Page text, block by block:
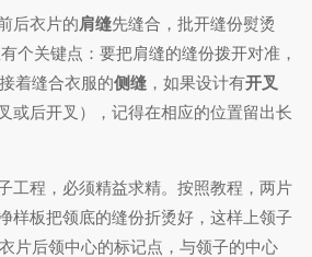
后衣片的肩缝先缝合，批开缝份熨烫
有个关键点：要把肩缝的缝份拨开对准，
着缝合衣服的侧缝 ，如果设计有开叉
或后开叉），记得在相应的位置留出长
工程，必须精益求精。按照教程，两片
样板把领底的缝份折烫好，这样上领子
片后领中心的标记点，与领子的中心